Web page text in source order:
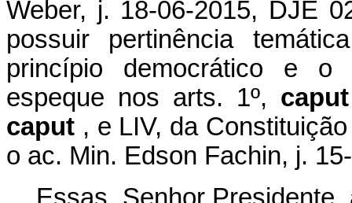
Weber, j. 18-06-2015, DJE
possuir pertinência
princípio democrático e o
espeque nos arts. 1º,
caput , e LIV, da
o ac. Min. Edson Fachin, j.